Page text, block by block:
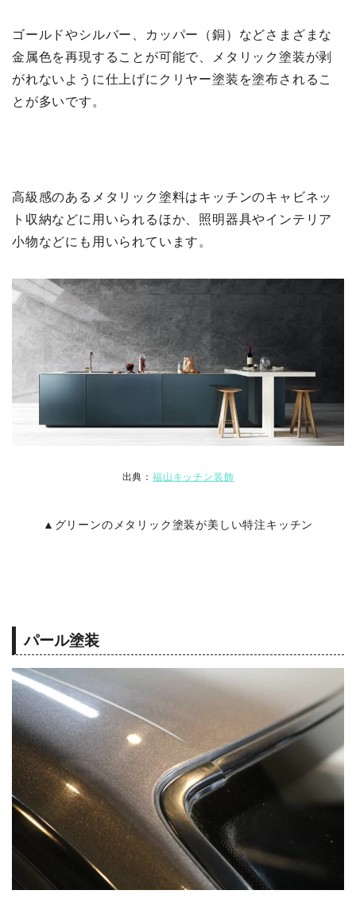
ゴールドやシルバー、カッパー（銅）などさまざまな
金属色を再現することが可能で、メタリック塗装が剥
がれないように仕上げにクリヤー塗装を塗布されるこ
とが多いです。
高級感のあるメタリック塗料はキッチンのキャビネッ
ト収納などに用いられるほか、照明器具やインテリア
小物などにも用いられています。
出典： 福山キッチン装飾
▲グリーンのメタリック塗装が美しい特注キッチン
パール塗装